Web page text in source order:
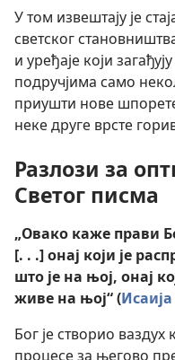
У том извештају је
светског
и уређаје који
подручјима само
приушти нове
неке друге врсте
Разлози за
Светог писма
„Овако каже прави
[. . .] онај који је
што је на њој, онај
живе на њој“ (
Бог је створио
процесе за његово